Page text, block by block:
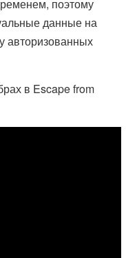
поэтому
данные на
авторизованных
в Escape from